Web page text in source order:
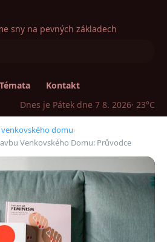
sny na pevných základech
Témata
Kontakt
Dnes je Pátek dne 7 8. 2026· 23°C
domu›
Venkovského Domu: Průvodce